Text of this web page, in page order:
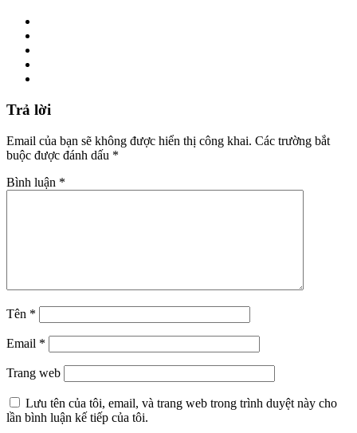
Trả lời
Email của bạn sẽ không được hiển thị công khai. Các trường bắt
buộc được đánh dấu *
Bình luận *
Tên *
Email *
Trang web
Lưu tên của tôi, email, và trang web trong trình duyệt này cho
lần bình luận kế tiếp của tôi.